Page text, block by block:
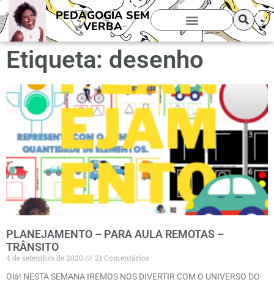
PEDAGOGIA SEM
VERBA
Etiqueta: desenho
PLANEJAMENTO – PARA AULA REMOTAS –
TRÂNSITO
4 de setembro de 2020
21 Comentários
Olá! NESTA SEMANA IREMOS NOS DIVERTIR COM O UNIVERSO DO